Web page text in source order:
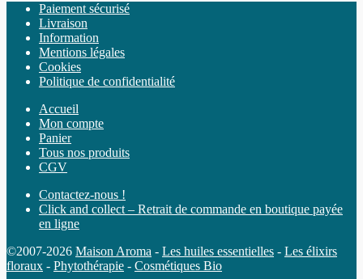
Paiement sécurisé
Livraison
Information
Mentions légales
Cookies
Politique de confidentialité
Accueil
Mon compte
Panier
Tous nos produits
CGV
Contactez-nous !
Click and collect – Retrait de commande en boutique payée
en ligne
©2007-2026 Maison Aroma - Les huiles essentielles - Les élixirs
floraux - Phytothérapie - Cosmétiques Bio